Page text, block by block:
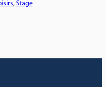
, Stage